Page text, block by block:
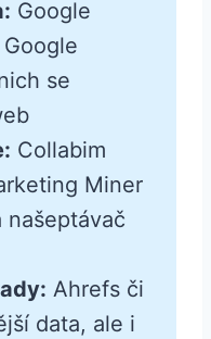
Google
se
Collabim
Miner
našeptávač
Ahrefs či
data, ale i